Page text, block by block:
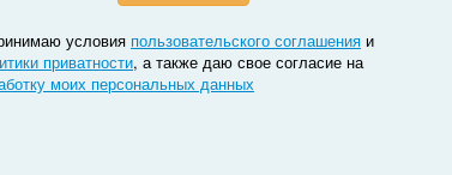
условия пользовательского соглашения и
приватности, а также даю свое согласие на
моих персональных данных